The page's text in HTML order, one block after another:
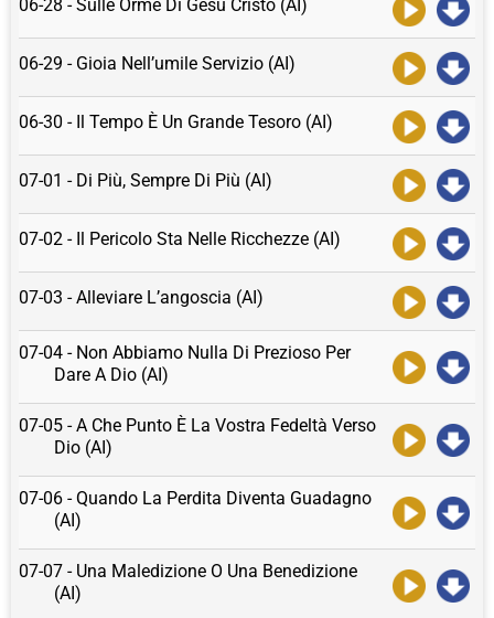
06-28 - Sulle Orme Di Gesù Cristo (AI)
06-29 - Gioia Nell’umile Servizio (AI)
06-30 - Il Tempo È Un Grande Tesoro (AI)
07-01 - Di Più, Sempre Di Più (AI)
07-02 - Il Pericolo Sta Nelle Ricchezze (AI)
07-03 - Alleviare L’angoscia (AI)
07-04 - Non Abbiamo Nulla Di Prezioso Per
Dare A Dio (AI)
07-05 - A Che Punto È La Vostra Fedeltà Verso
Dio (AI)
07-06 - Quando La Perdita Diventa Guadagno
(AI)
07-07 - Una Maledizione O Una Benedizione
(AI)